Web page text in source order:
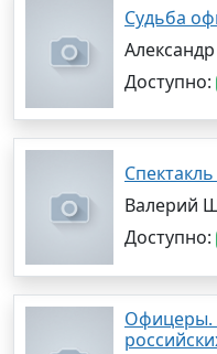
Судьба
Доступно:
Валерий
Доступно:
Офицеры.